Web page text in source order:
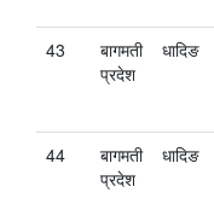
43
बागमती
प्रदेश
धादिङ
44
बागमती
प्रदेश
धादिङ